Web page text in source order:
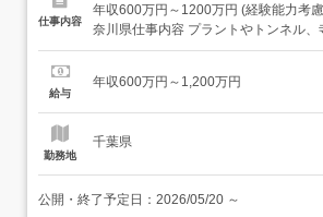
仕事内容
年収600万円～1200万円 (経験能力考
奈川県仕事内容 プラントやトンネル、
施設の防災設備の納入・設置など消防
す。(工期:2か月～2年間程度/全国出張
給与
年収600万円～1,200万円
勤務地
千葉県
公開・終了予定日： 2026/05/20 ～